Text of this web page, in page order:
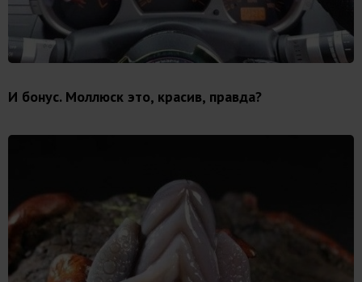
И бонус. Моллюск это, красив, правда?